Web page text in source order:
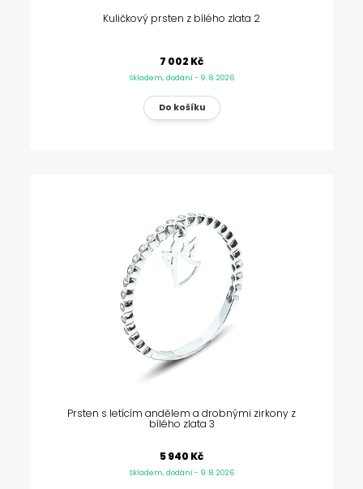
Kuličkový prsten z bílého zlata 2
7 002 Kč
Skladem, dodání - 9. 8. 2026
Prsten s letícím andělem a drobnými zirkony z
bílého zlata 3
5 940 Kč
Skladem, dodání - 9. 8. 2026